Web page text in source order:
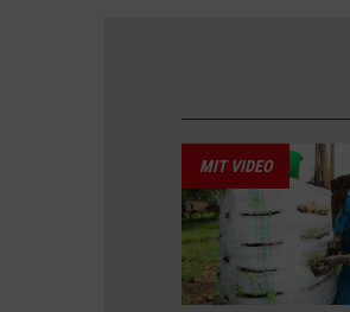
MIT VIDEO